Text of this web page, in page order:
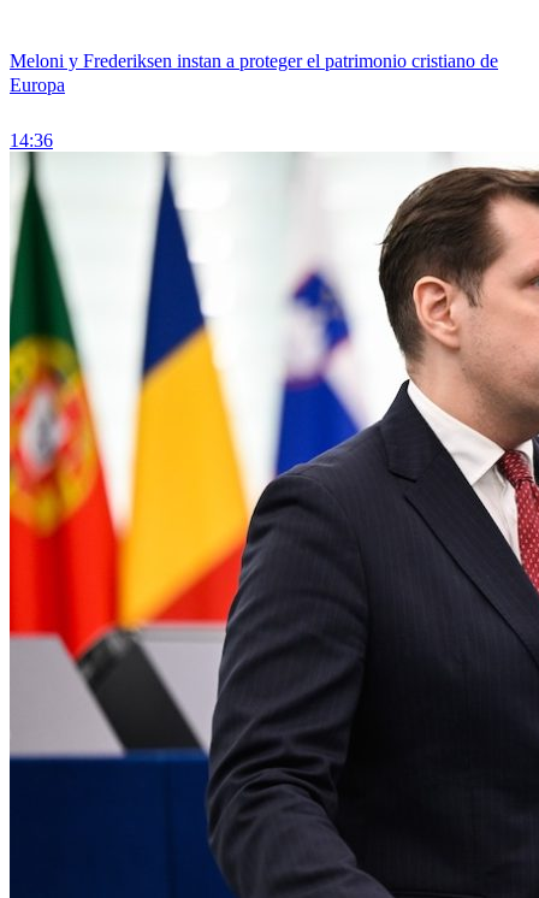
Meloni y Frederiksen instan a proteger el patrimonio cristiano de
Europa
14:36